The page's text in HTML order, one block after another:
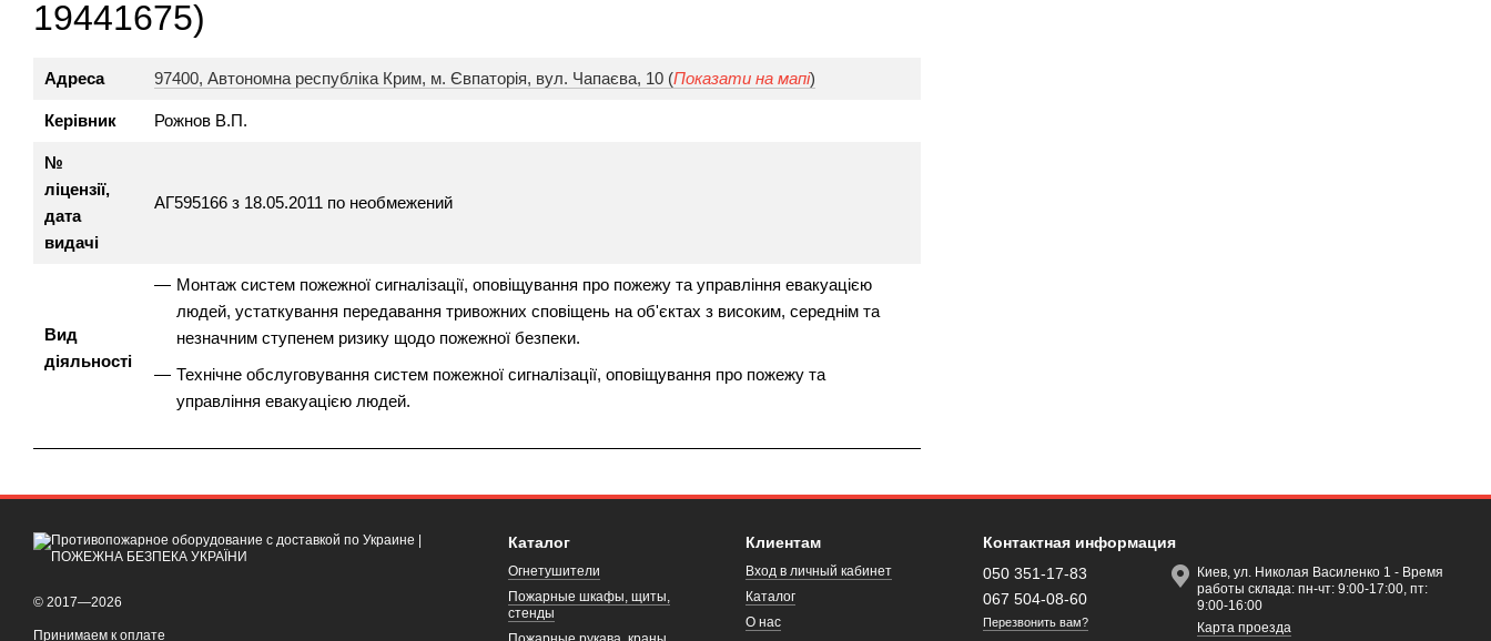
19441675)
Адреса 97400, Автономна республіка Крим, м. Євпаторія, вул. Чапаєва, 10 (Показати на мапі)
Керівник Рожнов В.П.
№
ліцензії,
дата
видачі
АГ595166 з 18.05.2011 по необмежений
Вид
діяльності
Монтаж систем пожежної сигналізації, оповіщування про пожежу та управління евакуацією
людей, устаткування передавання тривожних сповіщень на об'єктах з високим, середнім та
незначним ступенем ризику щодо пожежної безпеки.
Технічне обслуговування систем пожежної сигналізації, оповіщування про пожежу та
управління евакуацією людей.
© 2017—2026
Принимаем к оплате
Каталог
Огнетушители
Пожарные шкафы, щиты,
стенды
Клиентам
Вход в личный кабинет
Каталог
О нас
Контактная информация
050 351-17-83
067 504-08-60
Перезвонить вам?
Киев, ул. Николая Василенко 1 - Время
работы склада: пн-чт: 9:00-17:00, пт:
9:00-16:00
Карта проезда